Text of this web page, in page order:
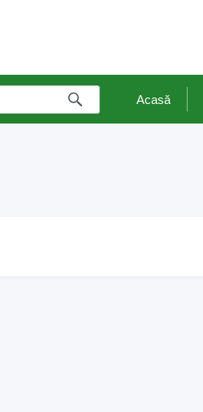
Acasă